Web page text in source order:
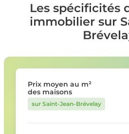
Les spécificités
immobilier sur
Prix moyen au m²
des maisons
sur Saint-Jean-Brévelay